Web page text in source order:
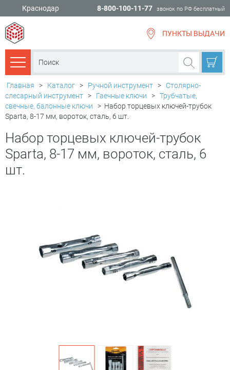
Краснодар 8-800-100-11-77 звонок по РФ бесплатный
ПУНКТЫ ВЫДАЧИ
Каталог товаров
Главная > Каталог > Ручной инструмент >
Столярно-
слесарный инструмент > Гаечные ключи > Трубчатые,
свечные, балонные ключи
> Набор торцевых ключей-трубок
Sparta, 8-17 мм, вороток, сталь, 6 шт.
Набор торцевых ключей-трубок
Sparta, 8-17 мм, вороток, сталь, 6
шт.